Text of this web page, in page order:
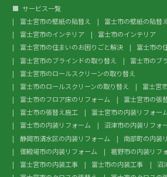
サービス一覧
富士宮市の壁紙の貼替え
富士市の壁紙の貼替え
富士宮市のインテリア
富士市のインテリア
富士宮市の住まいのお困りごと解決
富士市の
富士宮市のブラインドの取り替え
富士市のブ
富士宮市のロールスクリーンの取り替え
富士市のロールスクリーンの取り替え
富士宮
富士市のフロア床のリフォーム
富士宮市の張
富士市の張替え施工
富士宮市の内装リフォー
富士市の内装リフォーム
沼津市の内装リフォ
静岡市清水区の内装リフォーム
南部町の内装
御殿場市の内装リフォーム
裾野市の内装リフ
富士宮市の内装工事
富士市の内装工事
沼